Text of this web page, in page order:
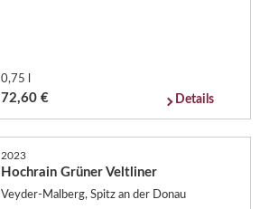
0,75 l
72,60 € Details
2023
Hochrain Grüner Veltliner
Veyder-Malberg, Spitz an der Donau